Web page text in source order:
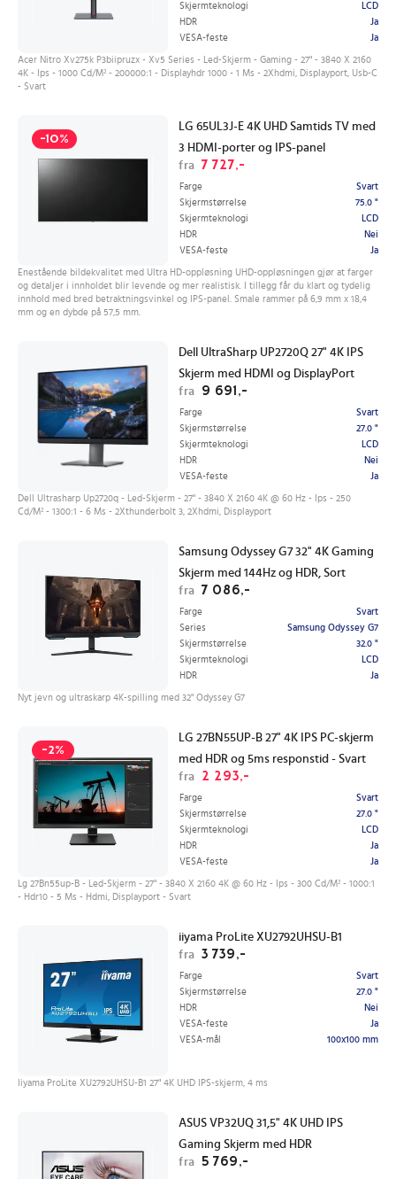
Skjermteknologi
LCD
HDR
Ja
VESA-feste
Ja
Acer Nitro Xv275k P3biipruzx - Xv5 Series - Led-Skjerm - Gaming - 27" - 3840 X 2160
4K - Ips - 1000 Cd/M² - 200000:1 - Displayhdr 1000 - 1 Ms - 2Xhdmi, Displayport, Usb-C
- Svart
-10%
LG 65UL3J-E 4K UHD Samtids TV med
3 HDMI-porter og IPS-panel
fra 7 727,-
Farge
Svart
Skjermstørrelse
75.0 "
Skjermteknologi
LCD
HDR
Nei
VESA-feste
Ja
Enestående bildekvalitet med Ultra HD-oppløsning UHD-oppløsningen gjør at farger
og detaljer i innholdet blir levende og mer realistisk. I tillegg får du klart og tydelig
innhold med bred betraktningsvinkel og IPS-panel. Smale rammer på 6,9 mm x 18,4
mm og en dybde på 57,5 mm.
Dell UltraSharp UP2720Q 27" 4K IPS
Skjerm med HDMI og DisplayPort
fra
9 691,-
Farge
Svart
Skjermstørrelse
27.0 "
Skjermteknologi
LCD
HDR
Nei
VESA-feste
Ja
Dell Ultrasharp Up2720q - Led-Skjerm - 27" - 3840 X 2160 4K @ 60 Hz - Ips - 250
Cd/M² - 1300:1 - 6 Ms - 2Xthunderbolt 3, 2Xhdmi, Displayport
Samsung Odyssey G7 32" 4K Gaming
Skjerm med 144Hz og HDR, Sort
fra 7 086,-
Farge
Svart
Series
Samsung Odyssey G7
Skjermstørrelse
32.0 "
Skjermteknologi
LCD
HDR
Ja
Nyt jevn og ultraskarp 4K-spilling med 32" Odyssey G7
-2%
LG 27BN55UP-B 27" 4K IPS PC-skjerm
med HDR og 5ms responstid - Svart
fra
2 293,-
Farge
Svart
Skjermstørrelse
27.0 "
Skjermteknologi
LCD
HDR
Ja
VESA-feste
Ja
Lg 27Bn55up-B - Led-Skjerm - 27" - 3840 X 2160 4K @ 60 Hz - Ips - 300 Cd/M² - 1000:1
- Hdr10 - 5 Ms - Hdmi, Displayport - Svart
iiyama ProLite XU2792UHSU-B1
fra 3 739,-
Farge
Svart
Skjermstørrelse
27.0 "
HDR
Nei
VESA-feste
Ja
VESA-mål
100x100 mm
Iiyama ProLite XU2792UHSU-B1 27" 4K UHD IPS-skjerm, 4 ms
ASUS VP32UQ 31,5" 4K UHD IPS
Gaming Skjerm med HDR
fra
5 769,-